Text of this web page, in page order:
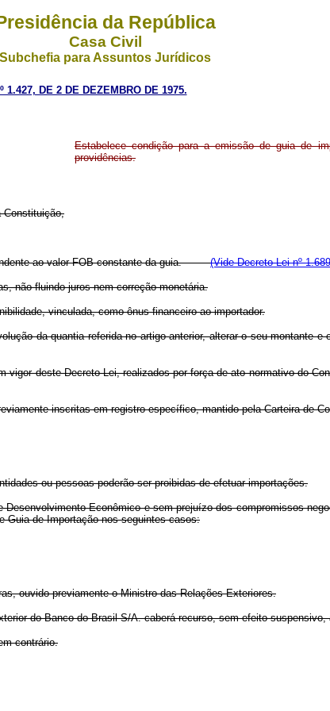
da República
Casa Civil
Subchefia para Assuntos Jurídicos
1.427, DE 2 DE DEZEMBRO DE 1975.
Estabelece condição para a emissão de guia de
providências.
Constituição,
ao valor FOB constante da guia.(Vide Decreto-Lei nº
não fluindo juros nem correção monetária.
vinculada, como ônus financeiro ao importador.
da quantia referida no artigo anterior, alterar o seu montante
deste Decreto-Lei, realizados por força de ato normativo do
inscritas em registro específico, mantido pela Carteira de
ou pessoas poderão ser proibidas de efetuar importações.
Econômico e sem prejuízo dos compromissos
Guia de Importação nos seguintes casos:
ouvido previamente o Ministro das Relações Exteriores.
do Banco do Brasil S/A. caberá recurso, sem efeito
contrário.